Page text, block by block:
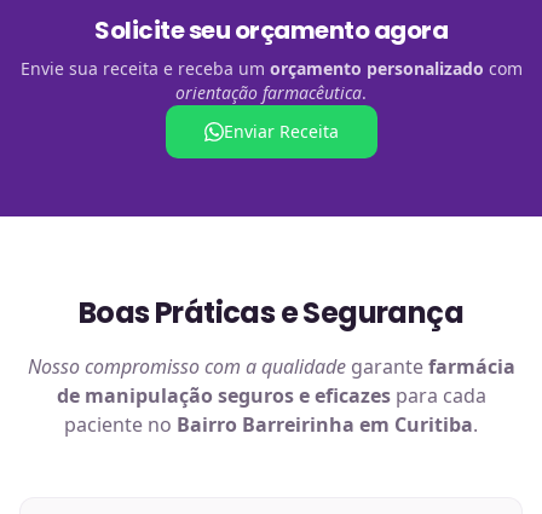
Solicite seu orçamento agora
Envie sua receita e receba um orçamento personalizado com
orientação farmacêutica.
Enviar Receita
Boas Práticas e Segurança
Nosso compromisso com a qualidadegarantefarmácia
de manipulaçãoseguros e eficazespara cada
paciente no Bairro Barreirinha em Curitiba.